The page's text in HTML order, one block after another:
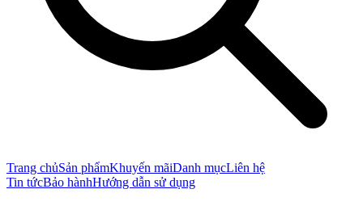
Trang chủSản phẩmKhuyến mãiDanh mụcLiên hệ
Tin tứcBảo hànhHướng dẫn sử dụng